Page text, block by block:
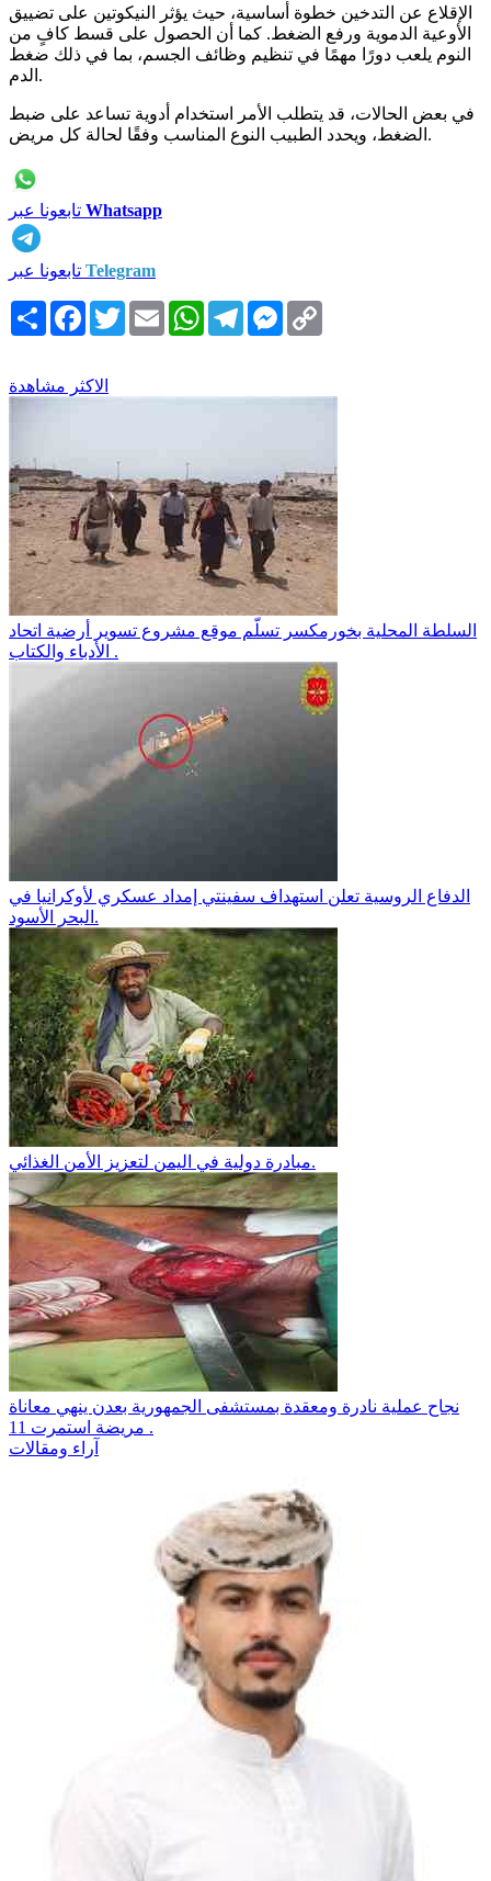
الإقلاع عن التدخين خطوة أساسية، حيث يؤثر النيكوتين على تضييق
الأوعية الدموية ورفع الضغط. كما أن الحصول على قسط كافٍ من
النوم يلعب دورًا مهمًا في تنظيم وظائف الجسم، بما في ذلك ضغط
الدم.
في بعض الحالات، قد يتطلب الأمر استخدام أدوية تساعد على ضبط
الضغط، ويحدد الطبيب النوع المناسب وفقًا لحالة كل مريض.
Whatsapp
Telegram
انشر Facebook
TwitterEmail WhatsAppTelegramMessenger
الاكثر مشاهدة
السلطة المحلية بخورمكسر تسلّم موقع مشروع تسوير أرضية اتحاد
الأدباء والكتاب .
الدفاع الروسية تعلن استهداف سفينتي إمداد عسكري لأوكرانيا في
البحر الأسود.
مبادرة دولية في اليمن لتعزيز الأمن الغذائي.
نجاح عملية نادرة ومعقدة بمستشفى الجمهورية بعدن ينهي معاناة
مريضة استمرت 11 .
آراء ومقالات